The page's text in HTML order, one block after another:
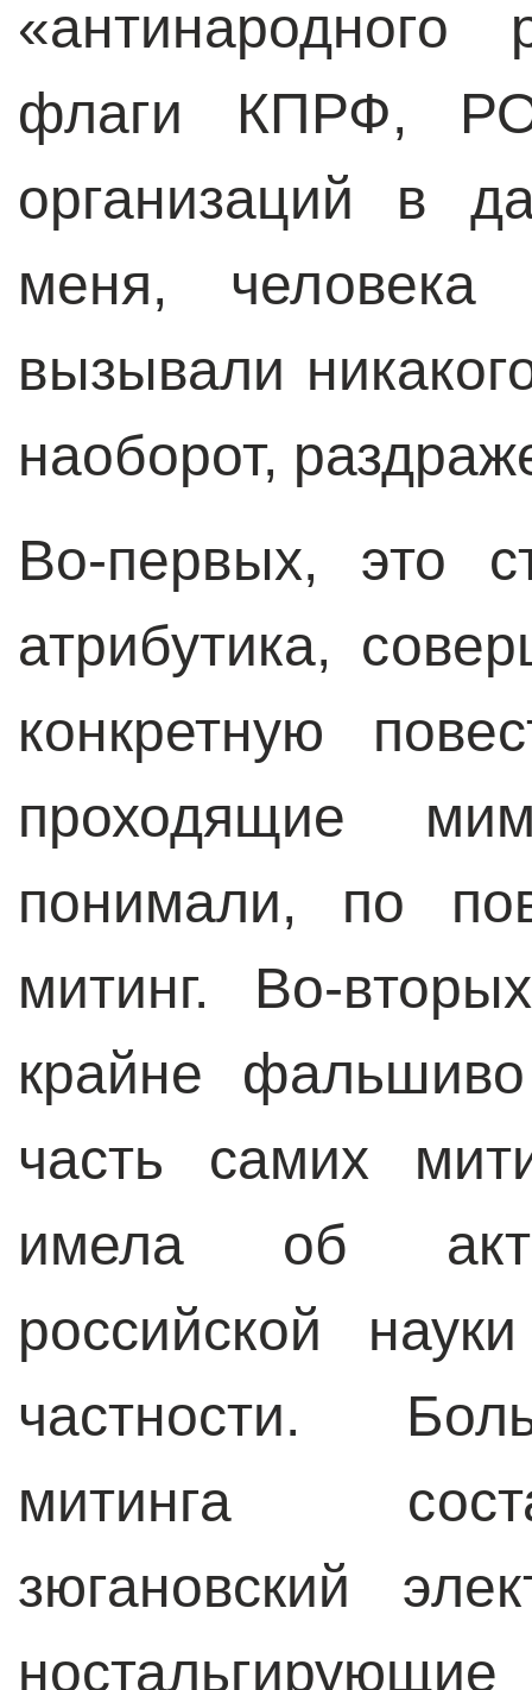
флаги КПРФ,
организаций в
меня,
вызывали
наоборот,
Во-первых, это
атрибутика,
конкретную
проходящие
понимали, по
митинг. Во-
крайне
часть самих
имела об
российской
частности.
митинга
зюгановский